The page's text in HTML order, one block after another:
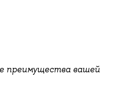
преимущества вашей